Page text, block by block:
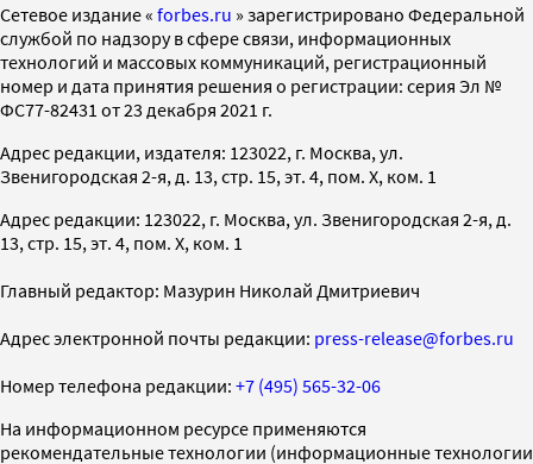
Cетевое издание « forbes.ru » зарегистрировано Федеральной
службой по надзору в сфере связи, информационных
технологий и массовых коммуникаций, регистрационный
номер и дата принятия решения о регистрации: серия Эл №
ФС77-82431 от 23 декабря 2021 г.
Адрес редакции, издателя: 123022, г. Москва, ул.
Звенигородская 2-я, д. 13, стр. 15, эт. 4, пом. X, ком. 1
Адрес редакции: 123022, г. Москва, ул. Звенигородская 2-я, д.
13, стр. 15, эт. 4, пом. X, ком. 1
Главный редактор: Мазурин Николай Дмитриевич
Адрес электронной почты редакции: press-release@forbes.ru
Номер телефона редакции: +7 (495) 565-32-06
На информационном ресурсе применяются
рекомендательные технологии (информационные технологии